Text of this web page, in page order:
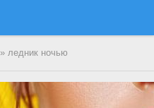
» ледник ночью